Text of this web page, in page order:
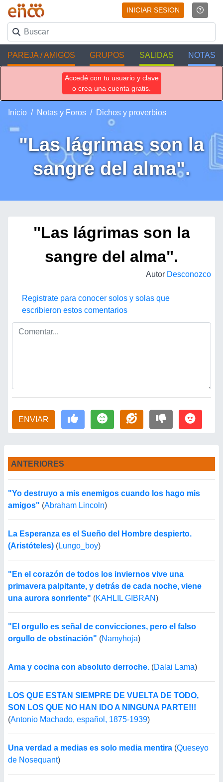
INICIAR SESION
PAREJA / AMIGOS GRUPOS SALIDAS NOTAS
Accedé con tu usuario y clave
o crea una cuenta gratis.
Inicio Notas y Foros Dichos y proverbios
"Las lágrimas son la
sangre del alma".
"Las lágrimas son la
sangre del alma".
Autor Desconozco
Registrate para conocer solos y solas que
escribieron estos comentarios
ENVIAR
ANTERIORES
"Yo destruyo a mis enemigos cuando los hago mis
amigos" (Abraham Lincoln)
La Esperanza es el Sueño del Hombre despierto.
(Aristóteles) (Lungo_boy)
"En el corazón de todos los inviernos vive una
primavera palpitante, y detrás de cada noche, viene
una aurora sonriente" (KAHLIL GIBRAN)
"El orgullo es señal de convicciones, pero el falso
orgullo de obstinación" (Namyhoja)
Ama y cocina con absoluto derroche. (Dalai Lama)
LOS QUE ESTAN SIEMPRE DE VUELTA DE TODO,
SON LOS QUE NO HAN IDO A NINGUNA PARTE!!!
(Antonio Machado, español, 1875-1939)
Una verdad a medias es solo media mentira (Queseyo
de Nosequant)